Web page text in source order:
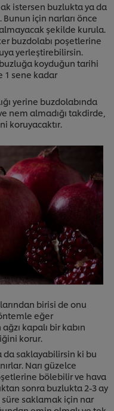
istersen buzlukta ya da
için narları önce
şekilde kurula.
buzdolabı poşetlerine
yerleştirebilirsin.
koyduğun tarihi
1 sene kadar
yerine buzdolabında
nem almadığı takdirde,
koruyacaktır.
birisi de onu
eğer
kapalı bir kabın
korur.
da saklayabilirsin ki bu
Narı güzelce
bölebilir ve hava
sonra buzlukta 2-3 ay
saklamak için nar